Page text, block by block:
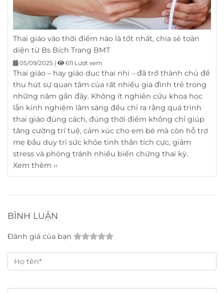
Thai giáo vào thời điểm nào là tốt nhất, chia sẻ toàn
diện từ Bs Bích Trang BMT
05/09/2025 | 611 Lượt xem
Thai giáo – hay giáo dục thai nhi – đã trở thành chủ đề
thu hút sự quan tâm của rất nhiều gia đình trẻ trong
những năm gần đây. Không ít nghiên cứu khoa học
lẫn kinh nghiệm lâm sàng đều chỉ ra rằng quá trình
thai giáo đúng cách, đúng thời điểm không chỉ giúp
tăng cường trí tuệ, cảm xúc cho em bé mà còn hỗ trợ
mẹ bầu duy trì sức khỏe tinh thần tích cực, giảm
stress và phòng tránh nhiều biến chứng thai kỳ.
Xem thêm ››
BÌNH LUẬN
Đánh giá của bạn